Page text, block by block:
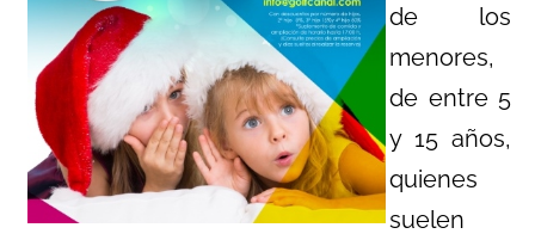
de los
menores,
de entre 5
y 15 años,
quienes
suelen